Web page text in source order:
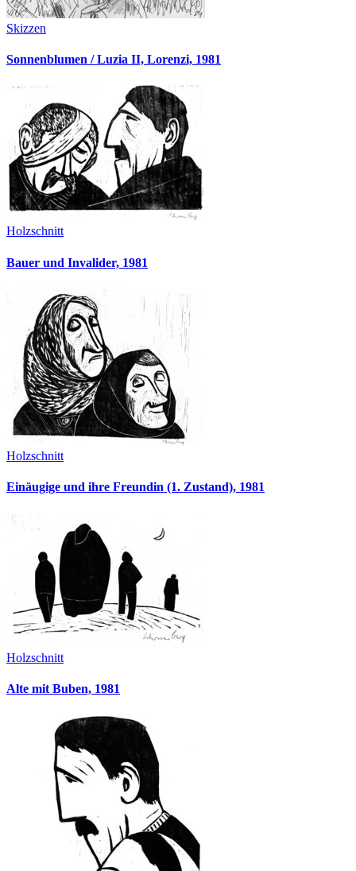
Skizzen
Sonnenblumen / Luzia II, Lorenzi, 1981
Holzschnitt
Bauer und Invalider, 1981
Holzschnitt
Einäugige und ihre Freundin (1. Zustand), 1981
Holzschnitt
Alte mit Buben, 1981